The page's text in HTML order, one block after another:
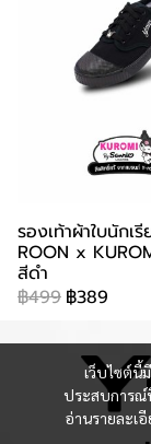
รองเท้าผ้าใบนักเ
ROON x
สีดำ
฿499 ฿389
เว็บไซต์นี้
ประสบการณ์
อ่านรายละเ